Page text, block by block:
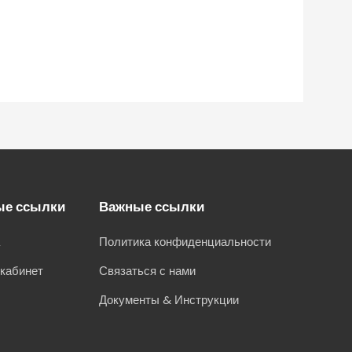
ссылки Важные ссылки
Политика конфиденциальности
Связаться с нами
Документы & Инструкции